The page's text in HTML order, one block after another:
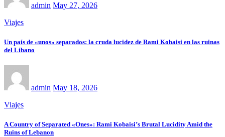
admin May 27, 2026
Viajes
Un país de «unos» separados: la cruda lucidez de Rami Kobaisi en las ruinas
del Líbano
admin May 18, 2026
Viajes
A Country of Separated «Ones»: Rami Kobaisi’s Brutal Lucidity Amid the
Ruins of Lebanon